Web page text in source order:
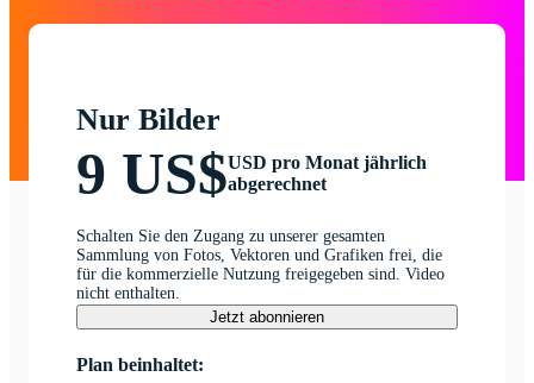
Nur Bilder
9 US$USD pro Monat jährlich
abgerechnet
Schalten Sie den Zugang zu unserer gesamten
Sammlung von Fotos, Vektoren und Grafiken frei, die
für die kommerzielle Nutzung freigegeben sind. Video
nicht enthalten.
Jetzt abonnieren
Plan beinhaltet: